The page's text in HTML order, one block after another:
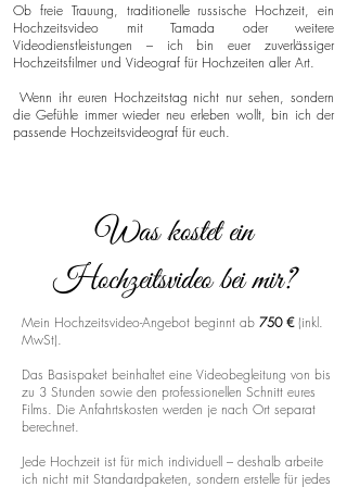
Ob freie Trauung, traditionelle russische Hochzeit, ein
Hochzeitsvideo mit Tamada oder weitere
Videodienstleistungen – ich bin euer zuverlässiger
Hochzeitsfilmer und Videograf für Hochzeiten aller Art.
Wenn ihr euren Hochzeitstag nicht nur sehen, sondern
die Gefühle immer wieder neu erleben wollt, bin ich der
passende Hochzeitsvideograf für euch.
Was kostet ein
Hochzeitsvideo bei mir?
Mein Hochzeitsvideo-Angebot beginnt ab 750 € (inkl.
MwSt).
Das Basispaket beinhaltet eine Videobegleitung von bis
zu 3 Stunden sowie den professionellen Schnitt eures
Films. Die Anfahrtskosten werden je nach Ort separat
berechnet.
Jede Hochzeit ist für mich individuell – deshalb arbeite
ich nicht mit Standardpaketen, sondern erstelle für jedes